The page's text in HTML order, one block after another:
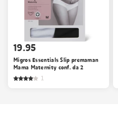
19.95
Migros Essentials Slip premaman
Mama Maternity conf. da 2
1